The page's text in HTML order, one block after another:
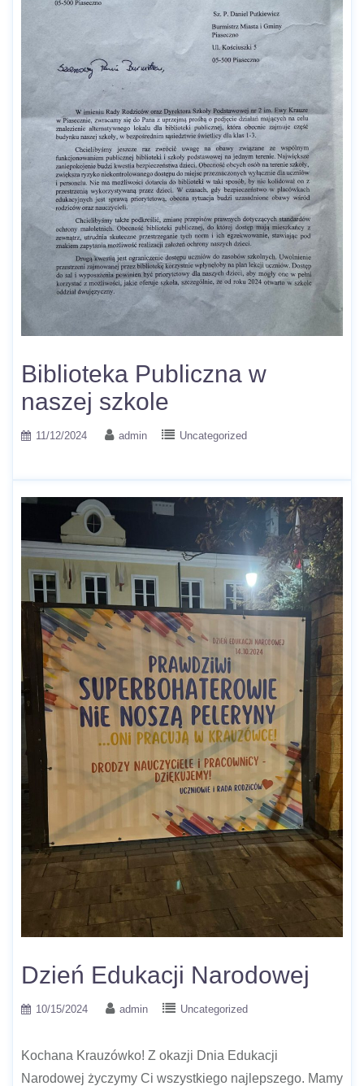
Biblioteka Publiczna w
naszej szkole
11/12/2024 admin Uncategorized
Dzień Edukacji Narodowej
10/15/2024 admin Uncategorized
Kochana Krauzówko! Z okazji Dnia Edukacji
Narodowej życzymy Ci wszystkiego najlepszego. Mamy